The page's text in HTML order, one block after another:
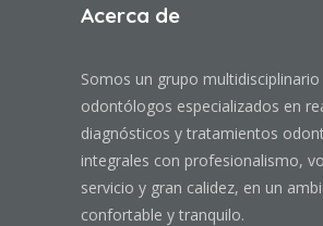
Acerca de
Somos un grupo multidisciplinario
odontólogos especializados en
diagnósticos y tratamientos
integrales con profesionalismo,
servicio y gran calidez, en un
confortable y tranquilo.